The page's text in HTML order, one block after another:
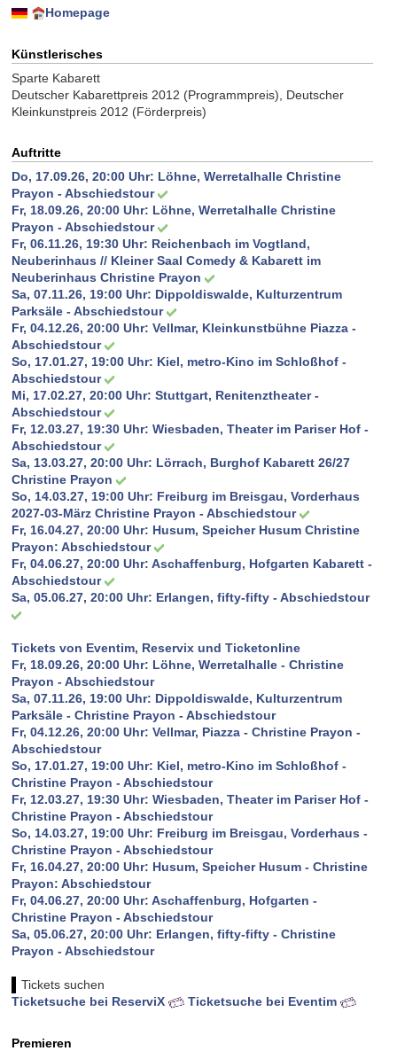
Homepage
Künstlerisches
Sparte Kabarett
Deutscher Kabarettpreis 2012 (Programmpreis), Deutscher
Kleinkunstpreis 2012 (Förderpreis)
Auftritte
Do, 17.09.26, 20:00 Uhr: Löhne, Werretalhalle Christine
Prayon - Abschiedstour
Fr, 18.09.26, 20:00 Uhr: Löhne, Werretalhalle Christine
Prayon - Abschiedstour
Fr, 06.11.26, 19:30 Uhr: Reichenbach im Vogtland,
Neuberinhaus // Kleiner Saal Comedy & Kabarett im
Neuberinhaus Christine Prayon
Sa, 07.11.26, 19:00 Uhr: Dippoldiswalde, Kulturzentrum
Parksäle - Abschiedstour
Fr, 04.12.26, 20:00 Uhr: Vellmar, Kleinkunstbühne Piazza -
Abschiedstour
So, 17.01.27, 19:00 Uhr: Kiel, metro-Kino im Schloßhof -
Abschiedstour
Mi, 17.02.27, 20:00 Uhr: Stuttgart, Renitenztheater -
Abschiedstour
Fr, 12.03.27, 19:30 Uhr: Wiesbaden, Theater im Pariser Hof -
Abschiedstour
Sa, 13.03.27, 20:00 Uhr: Lörrach, Burghof Kabarett 26/27
Christine Prayon
So, 14.03.27, 19:00 Uhr: Freiburg im Breisgau, Vorderhaus
2027-03-März Christine Prayon - Abschiedstour
Fr, 16.04.27, 20:00 Uhr: Husum, Speicher Husum Christine
Prayon: Abschiedstour
Fr, 04.06.27, 20:00 Uhr: Aschaffenburg, Hofgarten Kabarett -
Abschiedstour
Sa, 05.06.27, 20:00 Uhr: Erlangen, fifty-fifty - Abschiedstour
Tickets von Eventim, Reservix und Ticketonline
Fr, 18.09.26, 20:00 Uhr: Löhne, Werretalhalle - Christine
Prayon - Abschiedstour
Sa, 07.11.26, 19:00 Uhr: Dippoldiswalde, Kulturzentrum
Parksäle - Christine Prayon - Abschiedstour
Fr, 04.12.26, 20:00 Uhr: Vellmar, Piazza - Christine Prayon -
Abschiedstour
So, 17.01.27, 19:00 Uhr: Kiel, metro-Kino im Schloßhof -
Christine Prayon - Abschiedstour
Fr, 12.03.27, 19:30 Uhr: Wiesbaden, Theater im Pariser Hof -
Christine Prayon - Abschiedstour
So, 14.03.27, 19:00 Uhr: Freiburg im Breisgau, Vorderhaus -
Christine Prayon - Abschiedstour
Fr, 16.04.27, 20:00 Uhr: Husum, Speicher Husum - Christine
Prayon: Abschiedstour
Fr, 04.06.27, 20:00 Uhr: Aschaffenburg, Hofgarten -
Christine Prayon - Abschiedstour
Sa, 05.06.27, 20:00 Uhr: Erlangen, fifty-fifty - Christine
Prayon - Abschiedstour
Tickets suchen
Ticketsuche bei ReserviX
Ticketsuche bei Eventim
Premieren